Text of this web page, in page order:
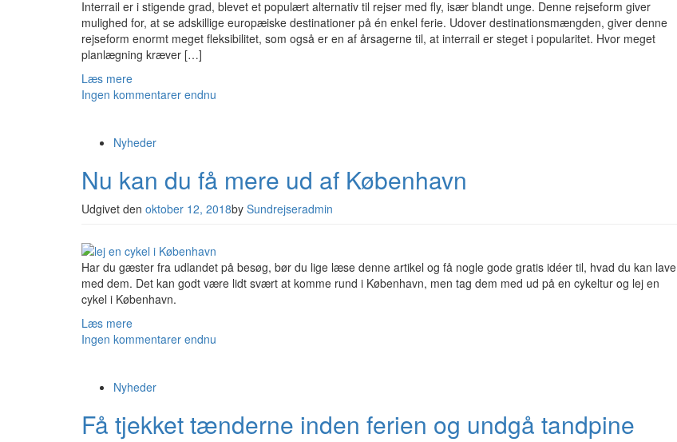
Interrail er i stigende grad, blevet et populært alternativ til rejser med fly, især blandt unge. Denne rejseform giver
mulighed for, at se adskillige europæiske destinationer på én enkel ferie. Udover destinationsmængden, giver denne
rejseform enormt meget fleksibilitet, som også er en af årsagerne til, at interrail er steget i popularitet. Hvor meget
planlægning kræver […]
Læs mere
Ingen kommentarer endnu
Nyheder
Nu kan du få mere ud af København
Udgivet den oktober 12, 2018by Sundrejseradmin
Har du gæster fra udlandet på besøg, bør du lige læse denne artikel og få nogle gode gratis idéer til, hvad du kan lave
med dem. Det kan godt være lidt svært at komme rund i København, men tag dem med ud på en cykeltur og lej en
cykel i København.
Læs mere
Ingen kommentarer endnu
Nyheder
Få tjekket tænderne inden ferien og undgå tandpine